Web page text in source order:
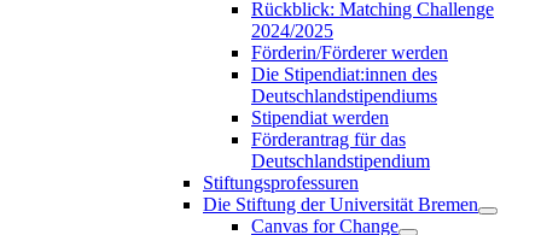
Rückblick: Matching Challenge
2024/2025
Förderin/Förderer werden
Die Stipendiat:innen des
Deutschlandstipendiums
Stipendiat werden
Förderantrag für das
Deutschlandstipendium
Stiftungsprofessuren
Die Stiftung der Universität Bremen
Canvas for Change